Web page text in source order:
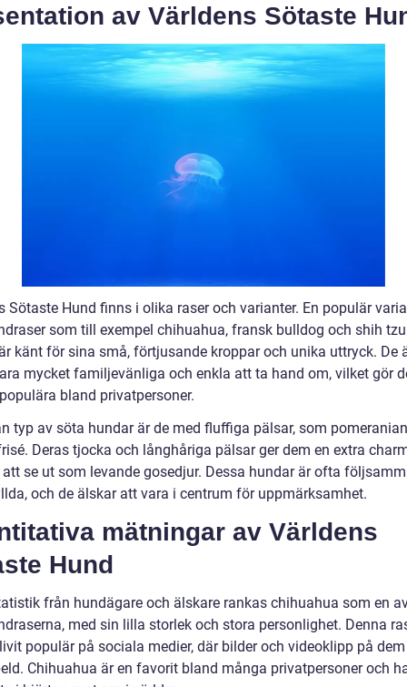
av Världens Sötaste
Sötaste Hund finns i olika raser och varianter. En populär
som till exempel chihuahua, fransk bulldog och shih
känt för sina små, förtjusande kroppar och unika uttryck. De
mycket familjevänliga och enkla att ta hand om, vilket gör
bland privatpersoner.
typ av söta hundar är de med fluffiga pälsar, som
Deras tjocka och långhåriga pälsar ger dem en extra
se ut som levande gosedjur. Dessa hundar är ofta
och de älskar att vara i centrum för uppmärksamhet.
mätningar av Världens
Hund
från hundägare och älskare rankas chihuahua som en
med sin lilla storlek och stora personlighet. Denna
populär på sociala medier, där bilder och videoklipp på
Chihuahua är en favorit bland många privatpersoner och